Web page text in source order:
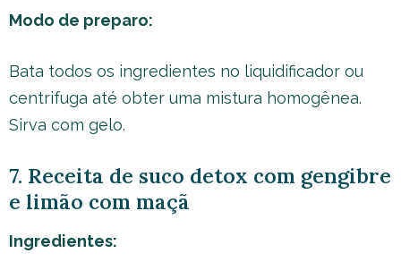
Modo de preparo:
Bata todos os ingredientes no liquidificador ou
centrifuga até obter uma mistura homogênea.
Sirva com gelo.
7. Receita de suco detox com gengibre
e limão com maçã
Ingredientes: